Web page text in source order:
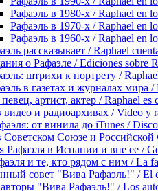
Рафаэль в 1980-х / Raphael en
Рафаэль в 1970-х / Raphael en
Рафаэль в 1960-х / Raphael en
рассказывает / Raphael
о Рафаэле / Ediciones sobre
штрихи к портрету /
в газетах и журналах мира
артист, актер / Raphael es
видео и радиоархивах / Video y
от винила до iTunes /
Советском Союзе и
Рафаэля в Испании и вне ее /
и те, кто рядом с ним / La
совет "Вива Рафаэль!" / El
"Вива Рафаэль!" / Los